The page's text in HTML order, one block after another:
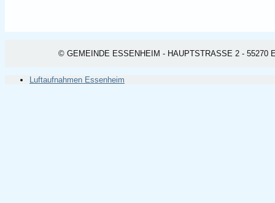
© GEMEINDE ESSENHEIM - HAUPTSTRASSE 2 - 55270
Luftaufnahmen Essenheim